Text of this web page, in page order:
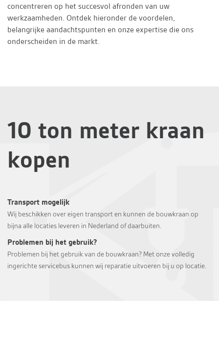
concentreren op het succesvol afronden van uw
werkzaamheden. Ontdek hieronder de voordelen,
belangrijke aandachtspunten en onze expertise die ons
onderscheiden in de markt.
10 ton meter kraan
kopen
Transport mogelijk
Wij beschikken over eigen transport en kunnen de bouwkraan op
bijna alle locaties leveren in Nederland of daarbuiten.
Problemen bij het gebruik?
Problemen bij het gebruik van de bouwkraan? Met onze volledig
ingerichte servicebus kunnen wij reparatie uitvoeren bij u op locatie.